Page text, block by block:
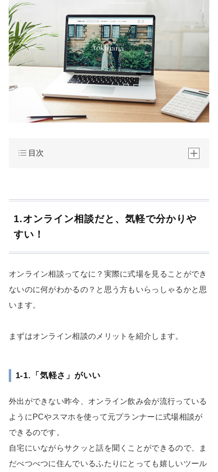
目次
1.オンライン相談だと、気軽で分かりや
すい！
オンライン相談ってなに？実際に式場を見ることができ
ないのに何がわかるの？と思う方もいらっしゃるかと思
います。
まずはオンライン相談のメリットを紹介します。
1-1.「気軽さ」がいい
外出ができない昨今、オンライン飲み会が流行っている
ようにPCやスマホを使って元プランナーに式場相談が
できるのです。
自宅にいながらサクッと話を聞くことができるので、ま
だべつべつに住んでいるふたりにとっても嬉しいツール